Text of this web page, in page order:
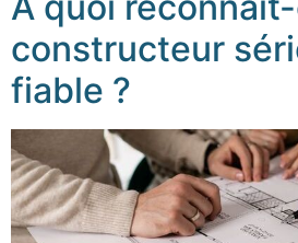
constructeur
fiable ?